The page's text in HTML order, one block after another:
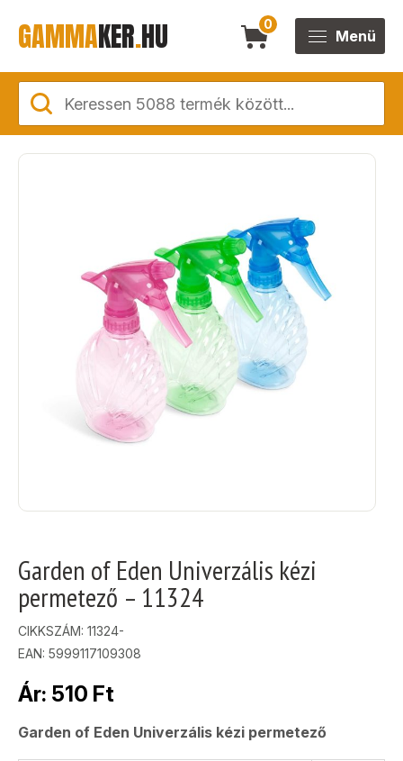
GAMMAKER.HU 0
Menü
Garden of Eden Univerzális kézi
permetező – 11324
CIKKSZÁM: 11324-
EAN: 5999117109308
Ár: 510 Ft
Garden of Eden Univerzális kézi permetező